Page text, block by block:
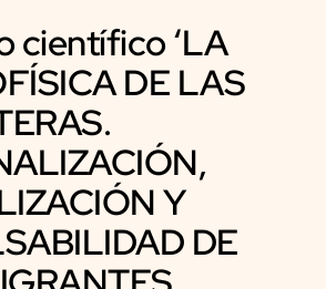
científico ‘LA
DE LAS
Y
DE